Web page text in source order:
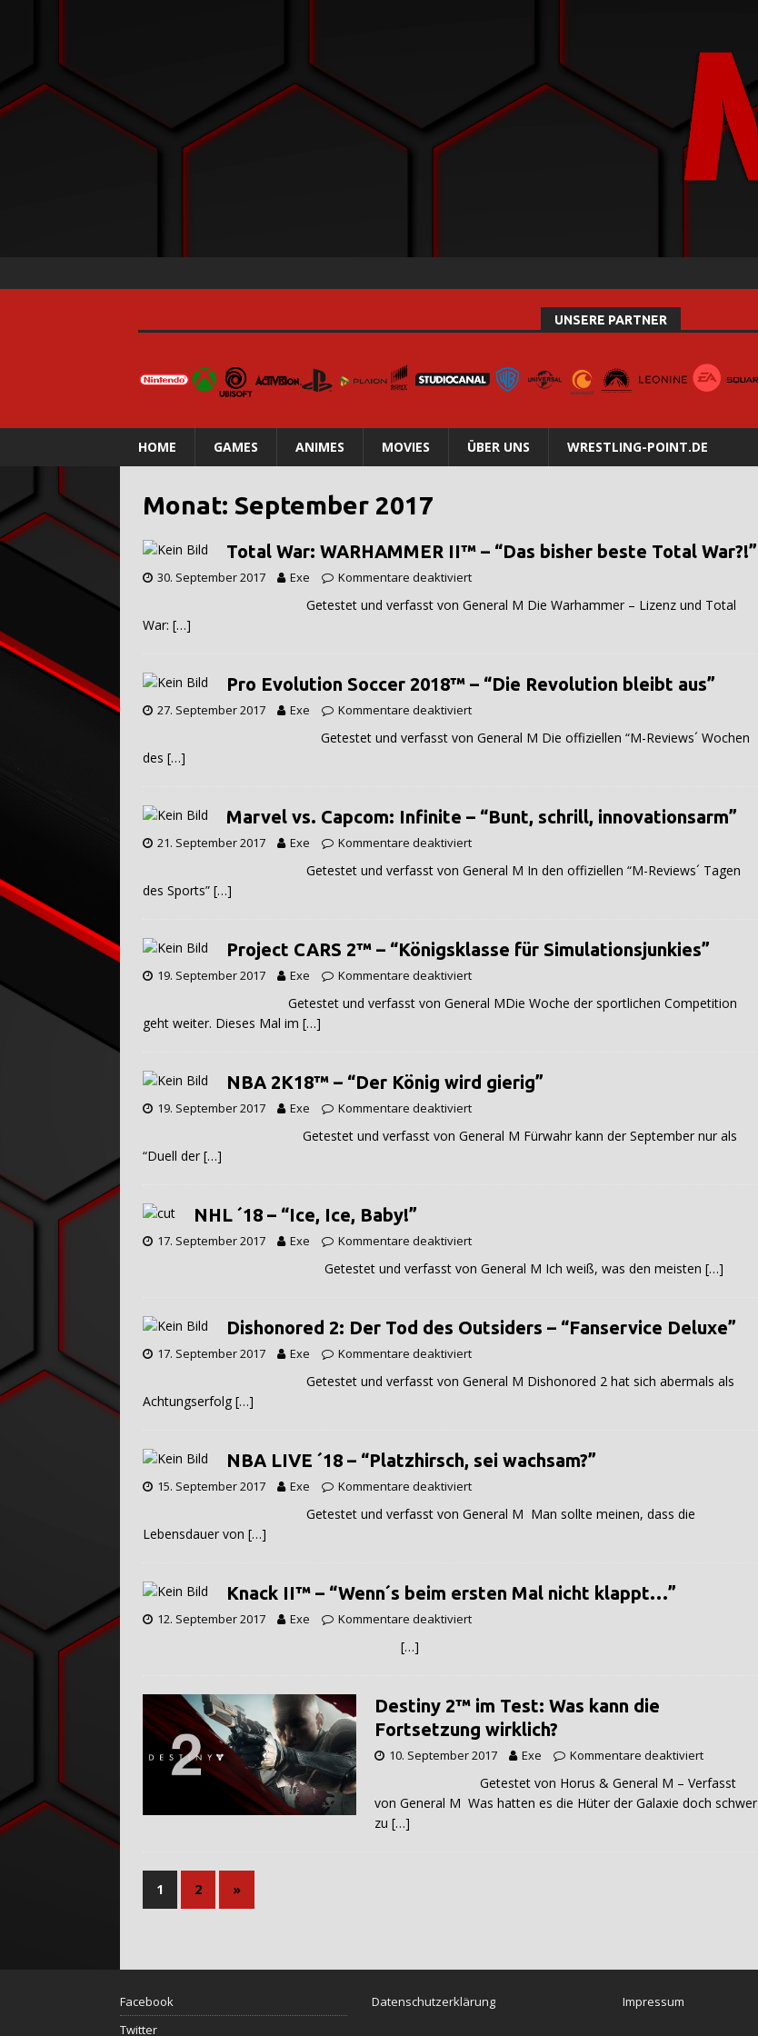
UNSERE PARTNER
HOME GAMES ANIMES MOVIES ÜBER UNS WRESTLING-POINT.DE
Monat: September 2017
Total War: WARHAMMER II™ – “Das bisher beste Total War?!”
30. September 2017 Exe Kommentare deaktiviert
Getestet und verfasst von General M Die Warhammer – Lizenz und Total
War: […]
Pro Evolution Soccer 2018™ – “Die Revolution bleibt aus”
27. September 2017 Exe Kommentare deaktiviert
Getestet und verfasst von General M Die offiziellen “M-Reviews´ Wochen
des […]
Marvel vs. Capcom: Infinite – “Bunt, schrill, innovationsarm”
21. September 2017 Exe Kommentare deaktiviert
Getestet und verfasst von General M In den offiziellen “M-Reviews´ Tagen
des Sports” […]
Project CARS 2™ – “Königsklasse für Simulationsjunkies”
19. September 2017 Exe Kommentare deaktiviert
Getestet und verfasst von General MDie Woche der sportlichen Competition
geht weiter. Dieses Mal im […]
NBA 2K18™ – “Der König wird gierig”
19. September 2017 Exe Kommentare deaktiviert
Getestet und verfasst von General M Fürwahr kann der September nur als
“Duell der […]
NHL ´18 – “Ice, Ice, Baby!”
17. September 2017 Exe Kommentare deaktiviert
Getestet und verfasst von General M Ich weiß, was den meisten […]
Dishonored 2: Der Tod des Outsiders – “Fanservice Deluxe”
17. September 2017 Exe Kommentare deaktiviert
Getestet und verfasst von General M Dishonored 2 hat sich abermals als
Achtungserfolg […]
NBA LIVE ´18 – “Platzhirsch, sei wachsam?”
15. September 2017 Exe Kommentare deaktiviert
Getestet und verfasst von General M Man sollte meinen, dass die
Lebensdauer von […]
Knack II™ – “Wenn´s beim ersten Mal nicht klappt…”
12. September 2017 Exe Kommentare deaktiviert
[…]
Destiny 2™ im Test: Was kann die
Fortsetzung wirklich?
10. September 2017 Exe Kommentare deaktiviert
Getestet von Horus & General M – Verfasst
von General M Was hatten es die Hüter der Galaxie doch schwer
zu […]
1 2 »
Facebook
Twitter
Datenschutzerklärung Impressum